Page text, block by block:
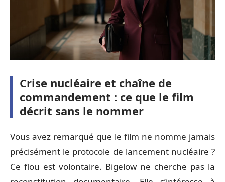
Crise nucléaire et chaîne de
commandement : ce que le film
décrit sans le nommer
Vous avez remarqué que le film ne nomme jamais
précisément le protocole de lancement nucléaire ?
Ce flou est volontaire. Bigelow ne cherche pas la